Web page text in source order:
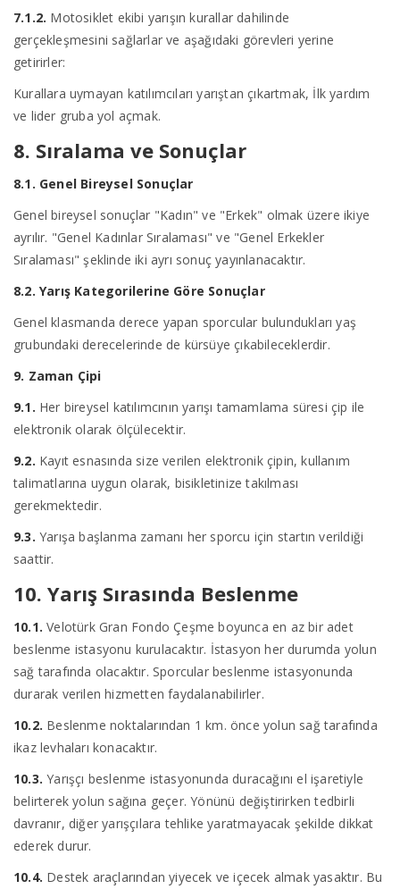
7.1.2. Motosiklet ekibi yarışın kurallar dahilinde
gerçekleşmesini sağlarlar ve aşağıdaki görevleri yerine
getirirler:
Kurallara uymayan katılımcıları yarıştan çıkartmak, İlk yardım
ve lider gruba yol açmak.
8. Sıralama ve Sonuçlar
8.1. Genel Bireysel Sonuçlar
Genel bireysel sonuçlar "Kadın" ve "Erkek" olmak üzere ikiye
ayrılır. "Genel Kadınlar Sıralaması" ve "Genel Erkekler
Sıralaması" şeklinde iki ayrı sonuç yayınlanacaktır.
8.2. Yarış Kategorilerine Göre Sonuçlar
Genel klasmanda derece yapan sporcular bulundukları yaş
grubundaki derecelerinde de kürsüye çıkabileceklerdir.
9. Zaman Çipi
9.1. Her bireysel katılımcının yarışı tamamlama süresi çip ile
elektronik olarak ölçülecektir.
9.2. Kayıt esnasında size verilen elektronik çipin, kullanım
talimatlarına uygun olarak, bisikletinize takılması
gerekmektedir.
9.3. Yarışa başlanma zamanı her sporcu için startın verildiği
saattir.
10. Yarış Sırasında Beslenme
10.1. Velotürk Gran Fondo Çeşme boyunca en az bir adet
beslenme istasyonu kurulacaktır. İstasyon her durumda yolun
sağ tarafında olacaktır. Sporcular beslenme istasyonunda
durarak verilen hizmetten faydalanabilirler.
10.2. Beslenme noktalarından 1 km. önce yolun sağ tarafında
ikaz levhaları konacaktır.
10.3. Yarışçı beslenme istasyonunda duracağını el işaretiyle
belirterek yolun sağına geçer. Yönünü değiştirirken tedbirli
davranır, diğer yarışçılara tehlike yaratmayacak şekilde dikkat
ederek durur.
10.4. Destek araçlarından yiyecek ve içecek almak yasaktır. Bu